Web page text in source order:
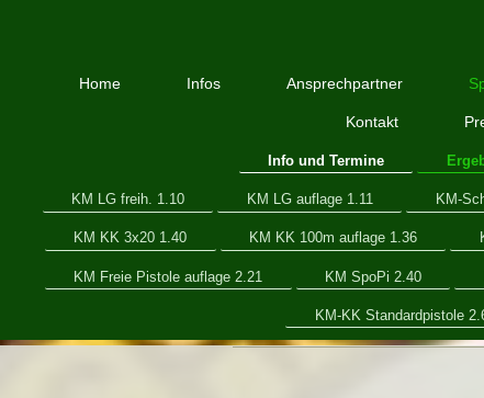
Home Infos Ansprechpartner
Kontakt
Info und Termine
KM LG freih. 1.10 KM LG auflage 1.11 KM-
KM KK 3x20 1.40 KM KK 100m auflage 1.36
KM Freie Pistole auflage 2.21 KM SpoPi 2.40
KM-KK Standardpistole